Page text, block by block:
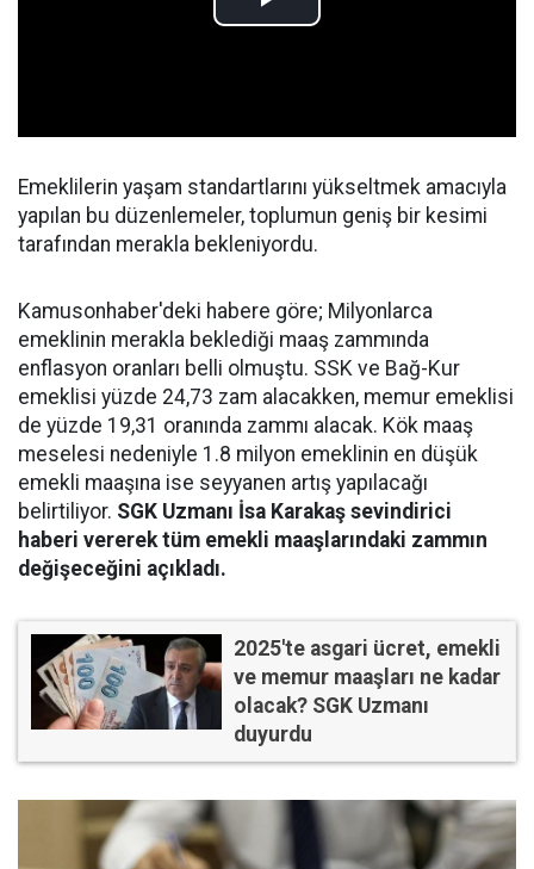
Emeklilerin yaşam standartlarını yükseltmek amacıyla
yapılan bu düzenlemeler, toplumun geniş bir kesimi
tarafından merakla bekleniyordu.
Kamusonhaber'deki habere göre; Milyonlarca
emeklinin merakla beklediği maaş zammında
enflasyon oranları belli olmuştu. SSK ve Bağ-Kur
emeklisi yüzde 24,73 zam alacakken, memur emeklisi
de yüzde 19,31 oranında zammı alacak. Kök maaş
meselesi nedeniyle 1.8 milyon emeklinin en düşük
emekli maaşına ise seyyanen artış yapılacağı
belirtiliyor. SGK Uzmanı İsa Karakaş sevindirici
haberi vererek tüm emekli maaşlarındaki zammın
değişeceğini açıkladı.
2025'te asgari ücret, emekli
ve memur maaşları ne kadar
olacak? SGK Uzmanı
duyurdu